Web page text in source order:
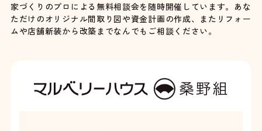
家づくりのプロによる無料相談会を随時開催しています。あな
ただけのオリジナル間取り図や資金計画の作成、またリフォー
ムや店舗新装から改築までなんでもご相談ください。